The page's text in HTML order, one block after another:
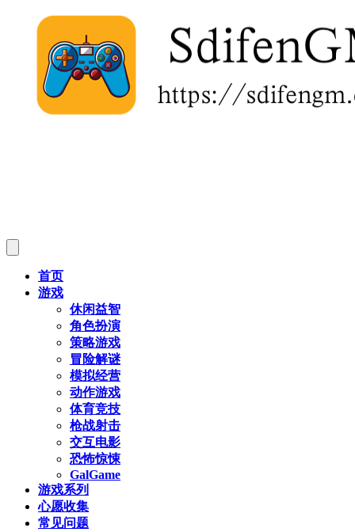
首页
游戏
休闲益智
角色扮演
策略游戏
冒险解谜
模拟经营
动作游戏
体育竞技
枪战射击
交互电影
恐怖惊悚
GalGame
游戏系列
心愿收集
常见问题